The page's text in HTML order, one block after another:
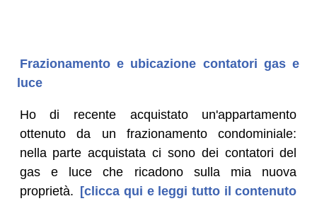
Frazionamento e ubicazione contatori gas e
luce
Ho di recente acquistato un'appartamento
ottenuto da un frazionamento condominiale:
nella parte acquistata ci sono dei contatori del
gas e luce che ricadono sulla mia nuova
proprietà. [clicca qui e leggi tutto il contenuto